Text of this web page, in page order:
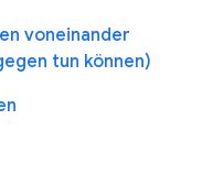
voneinander
tun können)